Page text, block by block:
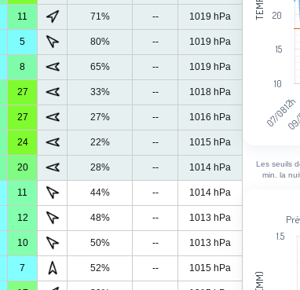
11 71% -- 1019 hPa
5 80% -- 1019 hPa
8 65% -- 1019 hPa
27 33% -- 1018 hPa
27 27% -- 1016 hPa
24 22% -- 1015 hPa
20 28% -- 1014 hPa
11 44% -- 1014 hPa
12 48% -- 1013 hPa
10 50% -- 1013 hPa
7 52% -- 1015 hPa
07/08 12h
10
15
20
Les seuils
min. la
Bar chart
Prévision
The chart
1.5